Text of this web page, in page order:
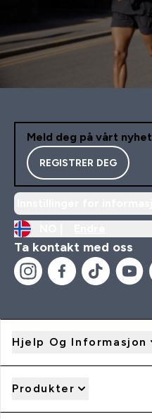
Meld deg på vårt
REGISTRER DEG
Ta kontakt med oss
Hjelp Og Informasjon
Produkter